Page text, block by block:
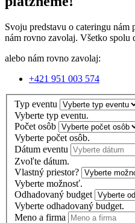
Svoju predstavu o cateringu
nám rovno zavolaj. Všetko spolu
alebo nám rovno zavolaj:
+421 951 003 574
Typ eventu
Vyberte typ eventu.
Počet osôb
Vyberte počet osôb.
Dátum eventu
Zvoľte dátum.
Vlastný priestor?
Vyberte možnosť.
Odhadovaný budget
Vyberte odhadovaný budget.
Meno a firma